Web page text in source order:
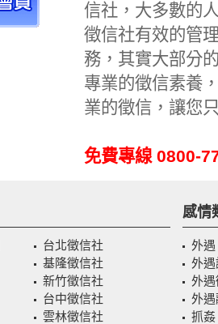
信社，大多數的
徵信社有效的管
務，其實大部分
專業的徵信素養
業的徵信，讓您
免費專線 0800-
台北徵信社
基隆徵信社
新竹徵信社
台中徵信社
雲林徵信社
感情
外遇
外
外
外
抓姦